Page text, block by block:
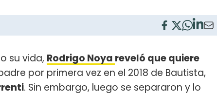
su vida, Rodrigo Noya reveló que quiere
por primera vez en el 2018 de Bautista,
. Sin embargo, luego se separaron y lo